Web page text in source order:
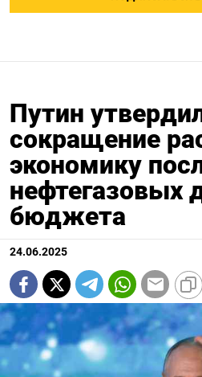
Путин
сокращение
экономику
нефтегазовых
бюджета
24.06.2025